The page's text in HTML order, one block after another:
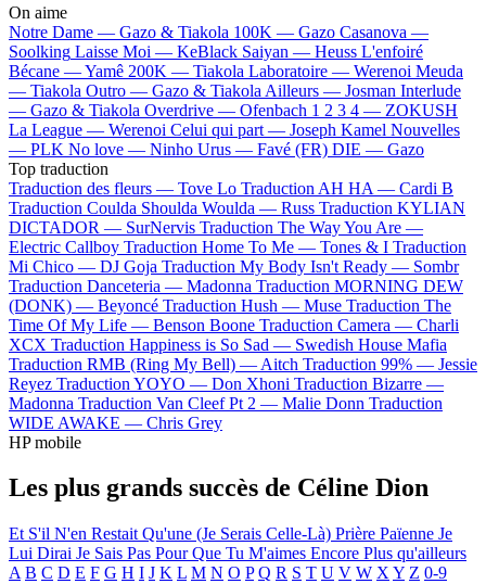
On aime
Notre Dame — Gazo & Tiakola 100K — Gazo Casanova —
Soolking Laisse Moi — KeBlack Saiyan — Heuss L'enfoiré
Bécane —Yamê 200K — Tiakola Laboratoire — Werenoi Meuda
— Tiakola Outro — Gazo & Tiakola Ailleurs — Josman Interlude
— Gazo & Tiakola Overdrive — Ofenbach 1 2 3 4 — ZOKUSH
La League — Werenoi Celui qui part — Joseph Kamel Nouvelles
— PLK No love — Ninho Urus — Favé (FR) DIE — Gazo
Top traduction
Traduction des fleurs — Tove Lo Traduction AH HA — Cardi B
Traduction Coulda Shoulda Woulda — Russ Traduction KYLIAN
DICTADOR — SurNervis Traduction The Way You Are —
Electric Callboy Traduction Home To Me — Tones & I Traduction
Mi Chico — DJ Goja Traduction My Body Isn't Ready — Sombr
Traduction Danceteria — Madonna Traduction MORNING DEW
(DONK) — Beyoncé Traduction Hush — Muse Traduction The
Time Of My Life — Benson Boone Traduction Camera — Charli
XCX Traduction Happiness is So Sad — Swedish House Mafia
Traduction RMB (Ring My Bell) — Aitch Traduction 99% — Jessie
Reyez Traduction YOYO — Don Xhoni Traduction Bizarre —
Madonna Traduction Van Cleef Pt 2 — Malie Donn Traduction
WIDE AWAKE — Chris Grey
HP mobile
Les plus grands succès de Céline Dion
Et S'il N'en Restait Qu'une (Je Serais Celle-Là) Prière Païenne Je
Lui Dirai Je Sais Pas Pour Que Tu M'aimes Encore Plus qu'ailleurs
A B C D E F G H I J K L M N O P Q R S T U V W X Y Z 0-9